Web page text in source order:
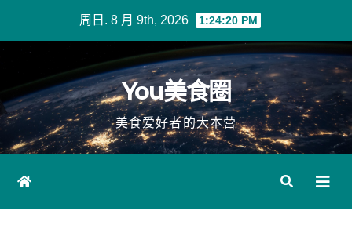
周日. 8 月 9th, 2026 1:24:21 PM
You美食圈
美食爱好者的大本营